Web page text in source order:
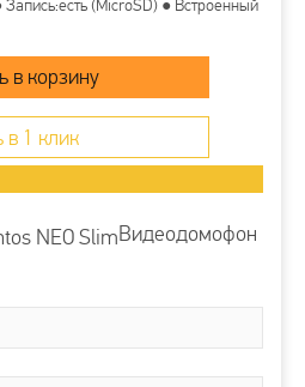
(MicroSD) ● Встроенный
в 1 клик
Видеодомофон